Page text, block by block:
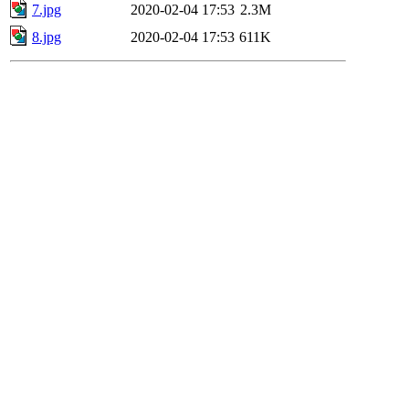
7.jpg
2020-02-04 17:53 2.3M
8.jpg
2020-02-04 17:53 611K